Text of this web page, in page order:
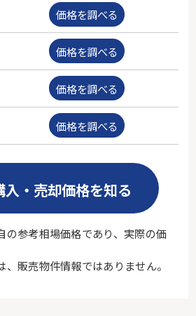
価格を調べる
価格を調べる
価格を調べる
価格を調べる
入・売却価格を知る
参考相場価格であり、実際の価
販売物件情報ではありません。